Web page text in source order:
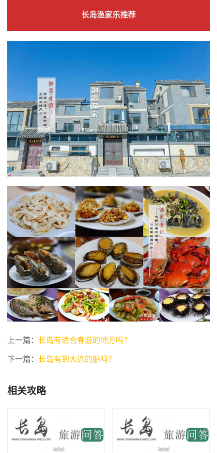
长岛渔家乐推荐
上一篇： 长岛有适合春游的地方吗？
下一篇： 长岛有到大连的船吗？
相关攻略